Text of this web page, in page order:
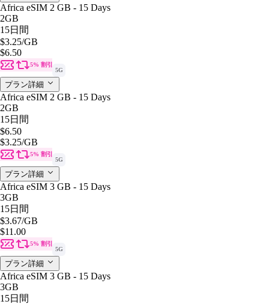
Africa eSIM 2 GB - 15 Days
2GB
15日間
$3.25/GB
$6.50
5% 割引
5G
プラン詳細
Africa eSIM 2 GB - 15 Days
2GB
15日間
$6.50
$3.25/GB
5% 割引
5G
プラン詳細
Africa eSIM 3 GB - 15 Days
3GB
15日間
$3.67/GB
$11.00
5% 割引
5G
プラン詳細
Africa eSIM 3 GB - 15 Days
3GB
15日間